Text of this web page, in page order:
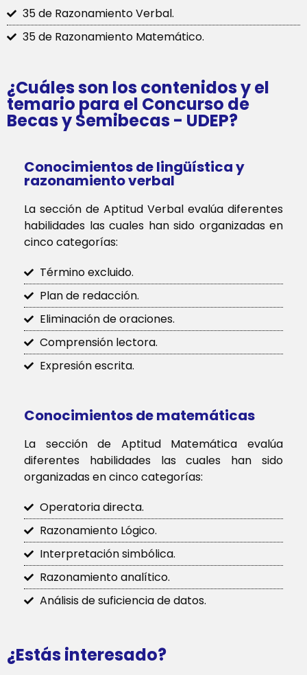
35 de Razonamiento Verbal.
35 de Razonamiento Matemático.
¿Cuáles son los contenidos y el
temario para el Concurso de
Becas y Semibecas - UDEP?
Conocimientos de lingüística y
razonamiento verbal
La sección de Aptitud Verbal evalúa diferentes
habilidades las cuales han sido organizadas en
cinco categorías:
Término excluido.
Plan de redacción.
Eliminación de oraciones.
Comprensión lectora.
Expresión escrita.
Conocimientos de matemáticas
La sección de Aptitud Matemática evalúa
diferentes habilidades las cuales han sido
organizadas en cinco categorías:
Operatoria directa.
Razonamiento Lógico.
Interpretación simbólica.
Razonamiento analítico.
Análisis de suficiencia de datos.
¿Estás interesado?